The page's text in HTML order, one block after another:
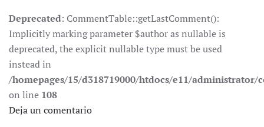
Deprecated: CommentTable::getLastComment():
Implicitly marking parameter $author as nullable is
deprecated, the explicit nullable type must be used
instead in
/homepages/15/d318719000/htdocs/e11/
on line 108
Deja un comentario